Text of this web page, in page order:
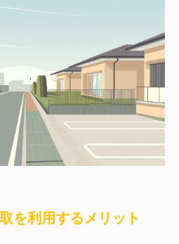
を利用するメリット